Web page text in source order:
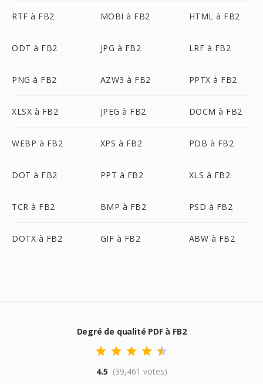
RTF à FB2 MOBI à FB2 HTML à FB2
ODT à FB2 JPG à FB2 LRF à FB2
PNG à FB2 AZW3 à FB2 PPTX à FB2
XLSX à FB2 JPEG à FB2 DOCM à FB2
WEBP à FB2 XPS à FB2 PDB à FB2
DOT à FB2 PPT à FB2 XLS à FB2
TCR à FB2 BMP à FB2 PSD à FB2
DOTX à FB2 GIF à FB2 ABW à FB2
Degré de qualité PDF à FB2
4.5 (39,461 votes)